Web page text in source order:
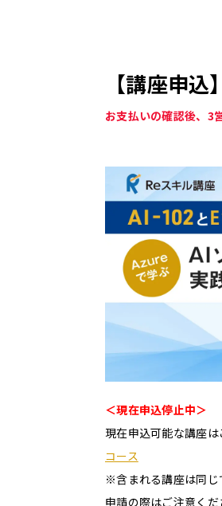
【講座申
お支払いの確認後、3
＜現在申込停止中＞
現在申込可能な講座
コース
※含まれる講座は同じ
申請の際はご注意く